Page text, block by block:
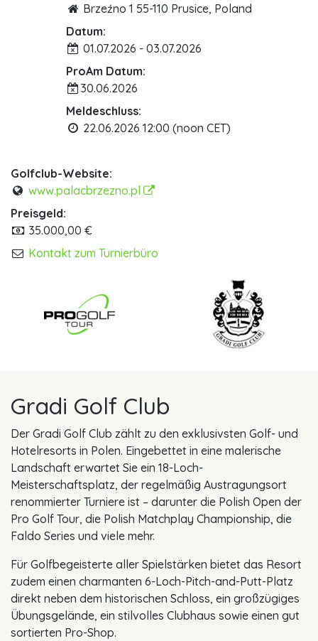
Brzeźno 1 55-110 Prusice, Poland
Datum:
01.07.2026 - 03.07.2026
ProAm Datum:
30.06.2026
Meldeschluss:
22.06.2026 12:00 (noon CET)
Golfclub-Website:
www.palacbrzezno.pl
Preisgeld:
35.000,00 €
Kontakt zum Turnierbüro
Gradi Golf Club
Der Gradi Golf Club zählt zu den exklusivsten Golf- und
Hotelresorts in Polen. Eingebettet in eine malerische
Landschaft erwartet Sie ein 18-Loch-
Meisterschaftsplatz, der regelmäßig Austragungsort
renommierter Turniere ist – darunter die Polish Open der
Pro Golf Tour, die Polish Matchplay Championship, die
Faldo Series und viele mehr.
Für Golfbegeisterte aller Spielstärken bietet das Resort
zudem einen charmanten 6-Loch-Pitch-and-Putt-Platz
direkt neben dem historischen Schloss, ein großzügiges
Übungsgelände, ein stilvolles Clubhaus sowie einen gut
sortierten Pro-Shop.